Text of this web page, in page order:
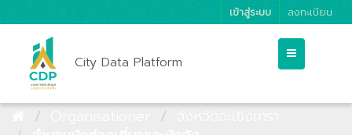
เข้าสู่ระบบ ลงทะเบียน
City Data Platform